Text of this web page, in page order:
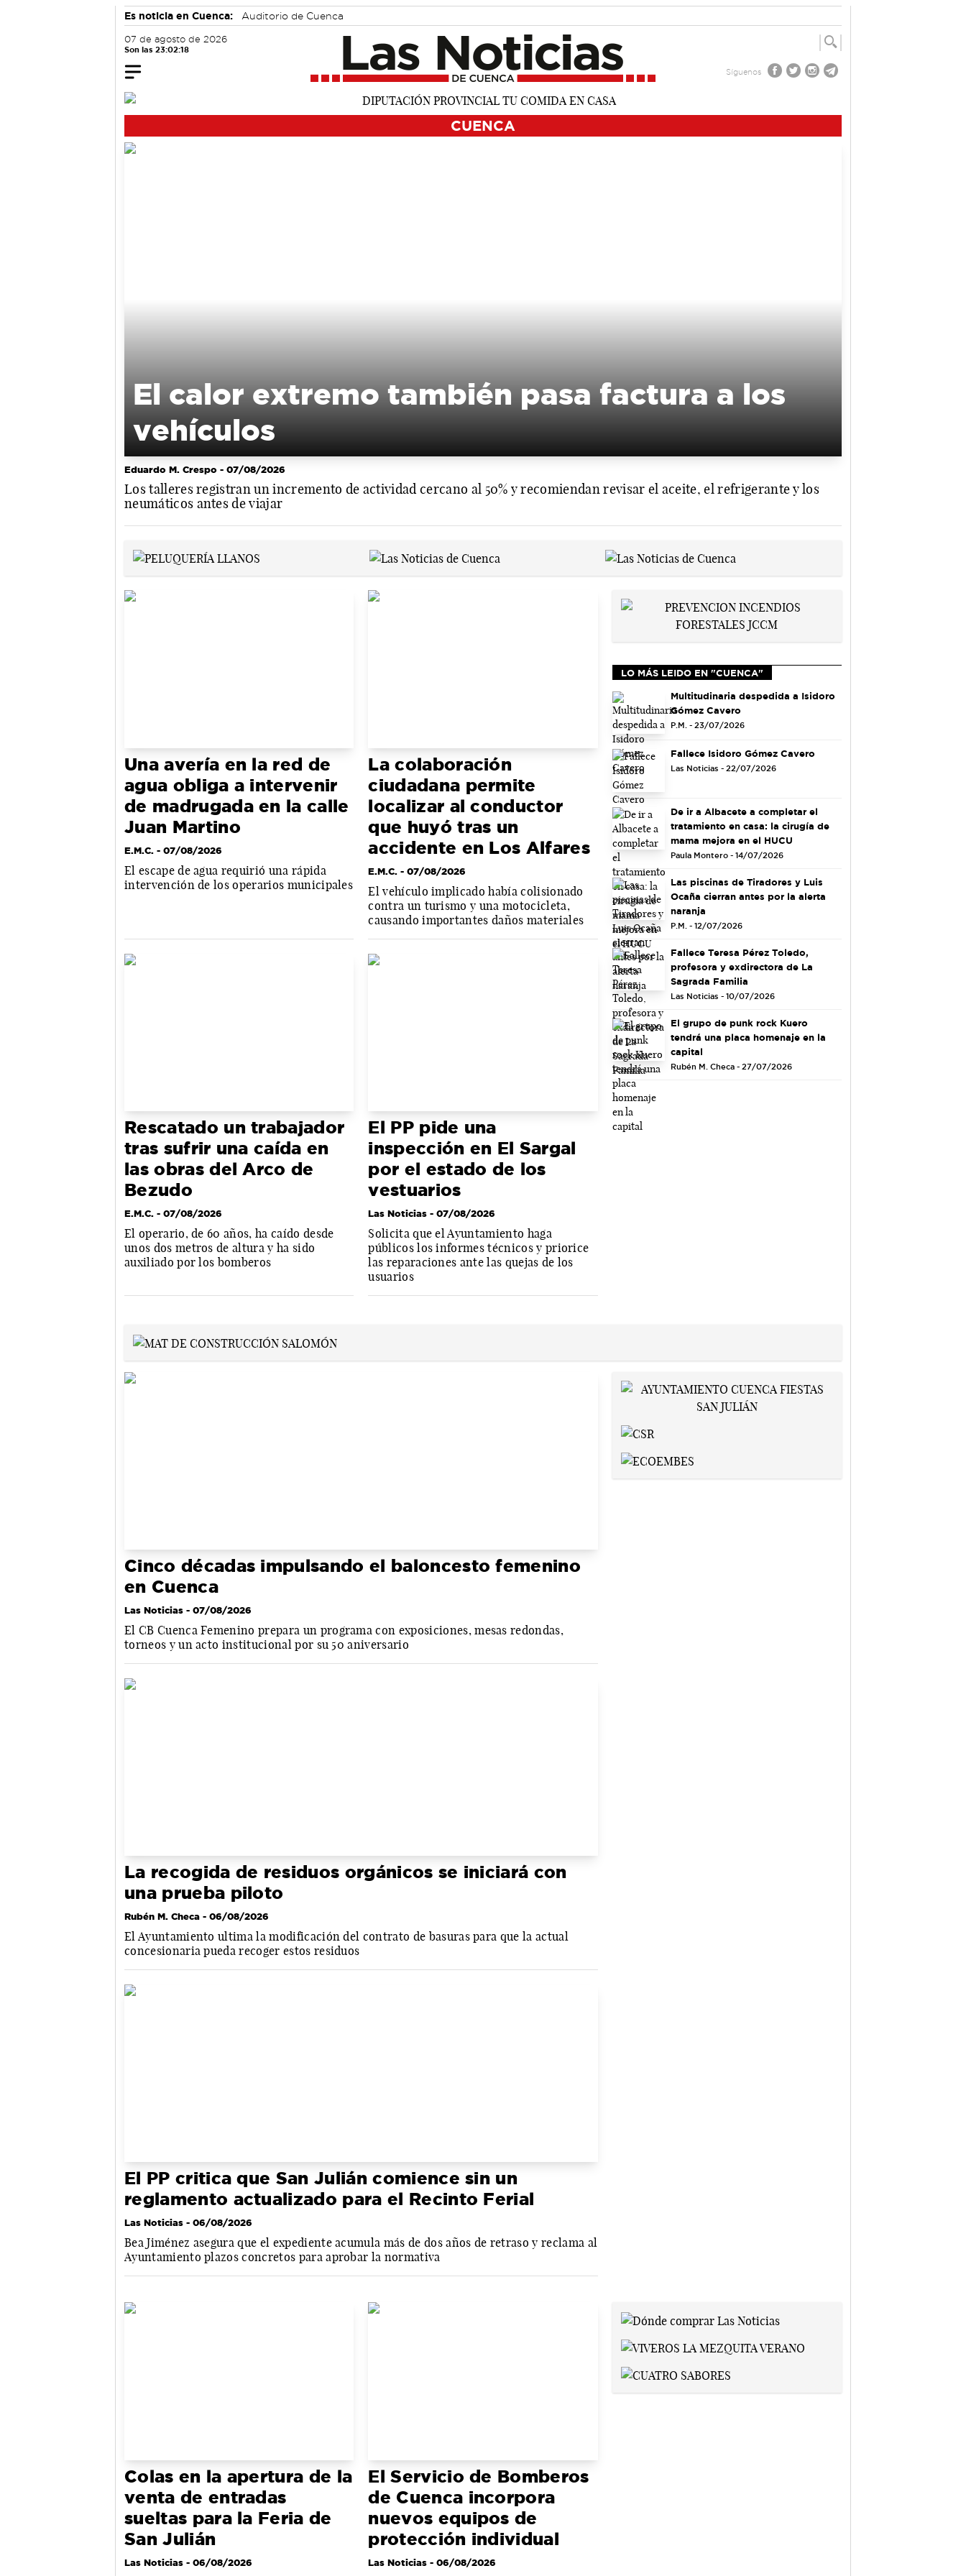
Es noticia en Cuenca: Auditorio de Cuenca
07 de agosto de 2026
Son las 23:02:19
Síguenos
CUENCA
El calor extremo también pasa factura a los
vehículos
Eduardo M. Crespo - 07/08/2026
Los talleres registran un incremento de actividad cercano al 50% y recomiendan revisar el aceite, el refrigerante y los
neumáticos antes de viajar
Una avería en la red de
agua obliga a intervenir
de madrugada en la calle
Juan Martino
E.M.C. - 07/08/2026
El escape de agua requirió una rápida
intervención de los operarios municipales
La colaboración
ciudadana permite
localizar al conductor
que huyó tras un
accidente en Los Alfares
E.M.C. - 07/08/2026
El vehículo implicado había colisionado
contra un turismo y una motocicleta,
causando importantes daños materiales
Rescatado un trabajador
tras sufrir una caída en
las obras del Arco de
Bezudo
E.M.C. - 07/08/2026
El operario, de 60 años, ha caído desde
unos dos metros de altura y ha sido
auxiliado por los bomberos
El PP pide una
inspección en El Sargal
por el estado de los
vestuarios
Las Noticias - 07/08/2026
Solicita que el Ayuntamiento haga
públicos los informes técnicos y priorice
las reparaciones ante las quejas de los
usuarios
LO MÁS LEIDO EN "CUENCA"
Multitudinaria despedida a Isidoro
Gómez Cavero
P.M. - 23/07/2026
Fallece Isidoro Gómez Cavero
Las Noticias - 22/07/2026
De ir a Albacete a completar el
tratamiento en casa: la cirugía de
mama mejora en el HUCU
Paula Montero - 14/07/2026
Las piscinas de Tiradores y Luis
Ocaña cierran antes por la alerta
naranja
P.M. - 12/07/2026
Fallece Teresa Pérez Toledo,
profesora y exdirectora de La
Sagrada Familia
Las Noticias - 10/07/2026
El grupo de punk rock Kuero
tendrá una placa homenaje en la
capital
Rubén M. Checa - 27/07/2026
Cinco décadas impulsando el baloncesto femenino
en Cuenca
Las Noticias - 07/08/2026
El CB Cuenca Femenino prepara un programa con exposiciones, mesas redondas,
torneos y un acto institucional por su 50 aniversario
La recogida de residuos orgánicos se iniciará con
una prueba piloto
Rubén M. Checa - 06/08/2026
El Ayuntamiento ultima la modificación del contrato de basuras para que la actual
concesionaria pueda recoger estos residuos
El PP critica que San Julián comience sin un
reglamento actualizado para el Recinto Ferial
Las Noticias - 06/08/2026
Bea Jiménez asegura que el expediente acumula más de dos años de retraso y reclama al
Ayuntamiento plazos concretos para aprobar la normativa
Colas en la apertura de la
venta de entradas
sueltas para la Feria de
San Julián
Las Noticias - 06/08/2026
El Servicio de Bomberos
de Cuenca incorpora
nuevos equipos de
protección individual
Las Noticias - 06/08/2026